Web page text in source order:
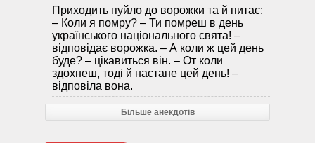
Приходить пуйло до ворожки та й питає:
– Коли я помру? – Ти помреш в день
українського національного свята! –
відповідає ворожка. – А коли ж цей день
буде? – цікавиться він. – От коли
здохнеш, тоді й настане цей день! –
відповіла вона.
Більше анекдотів